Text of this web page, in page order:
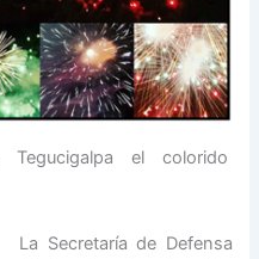
el colorido
La Secretaría de Defensa